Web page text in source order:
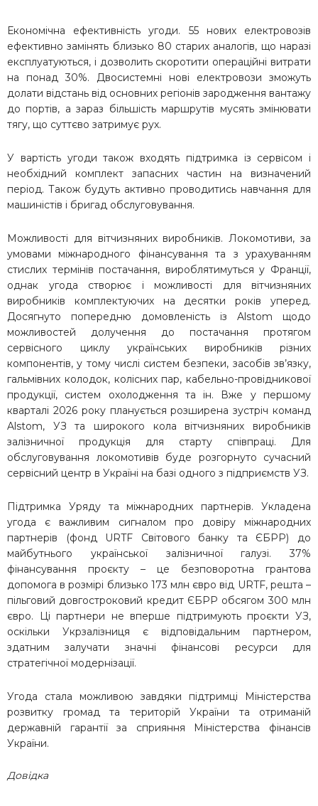
Економічна ефективність угоди. 55 нових електровозів
ефективно замінять близько 80 старих аналогів, що наразі
експлуатуються, і дозволить скоротити операційні витрати
на понад 30%. Двосистемні нові електровози зможуть
долати відстань від основних регіонів зародження вантажу
до портів, а зараз більшість маршрутів мусять змінювати
тягу, що суттєво затримує рух.
У вартість угоди також входять підтримка із сервісом і
необхідний комплект запасних частин на визначений
період. Також будуть активно проводитись навчання для
машиністів і бригад обслуговування.
Можливості для вітчизняних виробників. Локомотиви, за
умовами міжнародного фінансування та з урахуванням
стислих термінів постачання, вироблятимуться у Франції,
однак угода створює і можливості для вітчизняних
виробників комплектуючих на десятки років уперед.
Досягнуто попередню домовленість із Alstom щодо
можливостей долучення до постачання протягом
сервісного циклу українських виробників різних
компонентів, у тому числі систем безпеки, засобів зв’язку,
гальмівних колодок, колісних пар, кабельно-провідникової
продукції, систем охолодження та ін. Вже у першому
кварталі 2026 року планується розширена зустріч команд
Alstom, УЗ та широкого кола вітчизняних виробників
залізничної продукція для старту співпраці. Для
обслуговування локомотивів буде розгорнуто сучасний
сервісний центр в Україні на базі одного з підприємств УЗ.
Підтримка Уряду та міжнародних партнерів. Укладена
угода є важливим сигналом про довіру міжнародних
партнерів (фонд URTF Світового банку та ЄБРР) до
майбутнього української залізничної галузі. 37%
фінансування проєкту – це безповоротна грантова
допомога в розмірі близько 173 млн євро від URTF, решта –
пільговий довгостроковий кредит ЄБРР обсягом 300 млн
євро. Ці партнери не вперше підтримують проєкти УЗ,
оскільки Укрзалізниця є відповідальним партнером,
здатним залучати значні фінансові ресурси для
стратегічної модернізації.
Угода стала можливою завдяки підтримці Міністерства
розвитку громад та територій України та отриманій
державній гарантії за сприяння Міністерства фінансів
України.
Довідка